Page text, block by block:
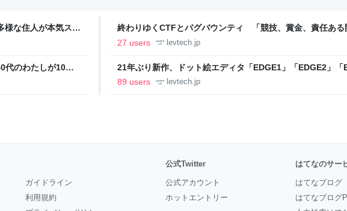
様な住人が本気スキ
”戦略 東京・中央
終わりゆくCTFとバグバウンティ 「競技、賞金、責任ある
ること【フォーカス】 - レバテックLAB
27 users levtech.jp
代のわたしが10年
21年ぶり新作、ドット絵エディタ「EDGE1」「EDGE2」
ついて作者に聞く【フォーカス】 - レバテックLAB
89 users levtech.jp
ガイドライン
利用規約
公式Twitter
公式アカウント
ホットエントリー
はてなのサー
はてなブログ
はてなブログ